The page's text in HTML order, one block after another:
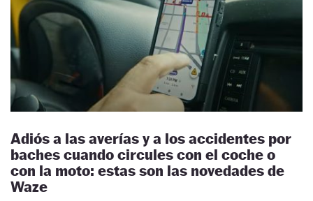
Adiós a las averías y a los accidentes por
baches cuando circules con el coche o
con la moto: estas son las novedades de
Waze